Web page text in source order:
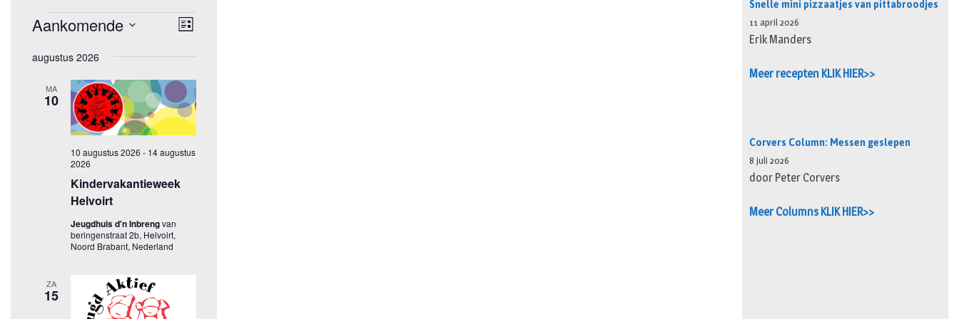
Snelle mini pizzaatjes van pittabroodjes
11 april 2026
Erik Manders
Meer recepten KLIK HIER>>
Corvers Column: Messen geslepen
8 juli 2026
door Peter Corvers
Meer Columns KLIK HIER>>